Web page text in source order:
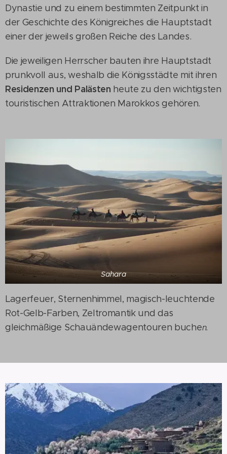
Dynastie und zu einem bestimmten Zeitpunkt in
der Geschichte des Königreiches die Hauptstadt
einer der jeweils großen Reiche des Landes.
Die jeweiligen Herrscher bauten ihre Hauptstadt
prunkvoll aus, weshalb die Königsstädte mit ihren
Residenzen und Palästen heute zu den wichtigsten
touristischen Attraktionen Marokkos gehören.
Sahara
Lagerfeuer, Sternenhimmel, magisch-leuchtende
Rot-Gelb-Farben, Zeltromantik und das
gleichmäßige Schauändewagentouren buchen.